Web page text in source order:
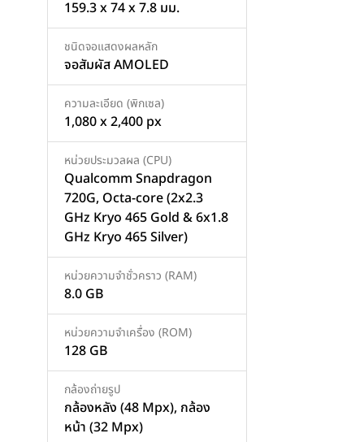
เพิ่มสินค้า
เพิ่มสินค้า
159.3 x 74 x 7.8 มม.
ชนิดจอแสดงผลหลัก
จอสัมผัส AMOLED
ความละเอียด (พิกเซล)
1,080 x 2,400 px
หน่วยประมวลผล (CPU)
Qualcomm Snapdragon
720G, Octa-core (2x2.3
GHz Kryo 465 Gold & 6x1.8
GHz Kryo 465 Silver)
หน่วยความจำชั่วคราว (RAM)
8.0 GB
หน่วยความจำเครื่อง (ROM)
128 GB
กล้องถ่ายรูป
กล้องหลัง (48 Mpx), กล้อง
หน้า (32 Mpx)